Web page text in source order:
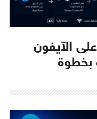
طريقة تشغيل IPTV على الآيفون